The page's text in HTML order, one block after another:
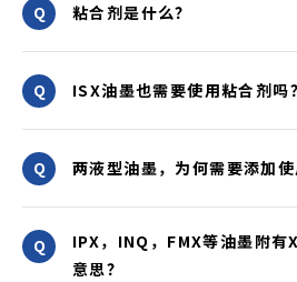
粘合剂是什么？
ISX油墨也需要使用粘合剂吗？
两液型油墨，为何需要添加使
IPX，INQ，FMX等油墨附有
意思？